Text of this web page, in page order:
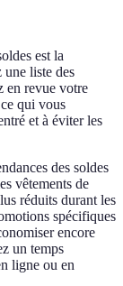
est la
une liste des
en revue votre
qui vous
et à éviter les
des soldes
vêtements de
réduits durant les
spécifiques
encore
un temps
ligne ou en